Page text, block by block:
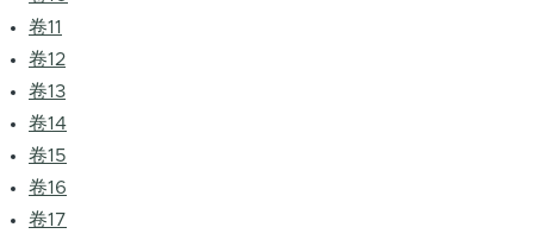
卷11
卷12
卷13
卷14
卷15
卷16
卷17